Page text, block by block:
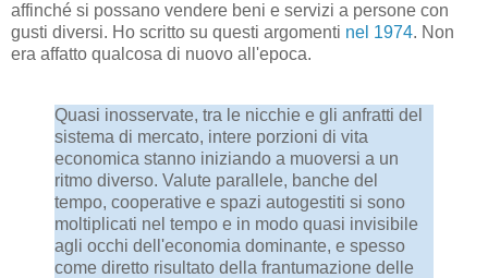
affinché si possano vendere beni e servizi a persone con
gusti diversi. Ho scritto su questi argomenti nel 1974. Non
era affatto qualcosa di nuovo all'epoca.
Quasi inosservate, tra le nicchie e gli anfratti del
sistema di mercato, intere porzioni di vita
economica stanno iniziando a muoversi a un
ritmo diverso. Valute parallele, banche del
tempo, cooperative e spazi autogestiti si sono
moltiplicati nel tempo e in modo quasi invisibile
agli occhi dell'economia dominante, e spesso
come diretto risultato della frantumazione delle